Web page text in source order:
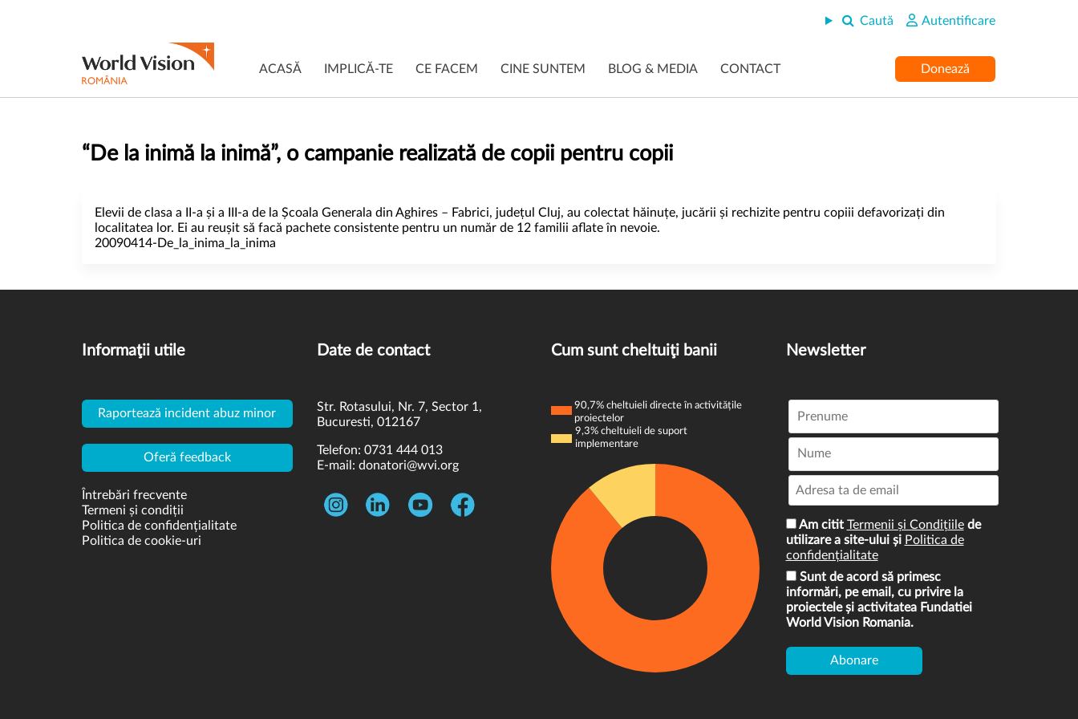
Caută Autentificare
ACASĂ IMPLICĂ-TE CE FACEM CINE SUNTEM BLOG & MEDIA CONTACT Donează
“De la inimă la inimă”, o campanie realizată de copii pentru copii
Elevii de clasa a II-a și a III-a de la Școala Generala din Aghires – Fabrici, județul Cluj, au colectat hăinuțe, jucării și rechizite pentru copiii defavorizați din
localitatea lor. Ei au reușit să facă pachete consistente pentru un număr de 12 familii aflate în nevoie.
20090414-De_la_inima_la_inima
Informaţii utile
Raportează incident abuz minor
Oferă feedback
Întrebări frecvente
Termeni și condiții
Politica de confidențialitate
Politica de cookie-uri
Date de contact
Str. Rotasului, Nr. 7, Sector 1,
Bucuresti, 012167
Telefon: 0731 444 013
E-mail: donatori@wvi.org
Cum sunt cheltuiţi banii
90,7% cheltuieli directe în activitățile
proiectelor
9,3% cheltuieli de suport
implementare
Newsletter
Am citit Termenii și Condițiilede
utilizare a site-ului și Politica de
confidențialitate
Sunt de acord să primesc
informări, pe email, cu privire la
proiectele și activitatea Fundatiei
World Vision Romania.